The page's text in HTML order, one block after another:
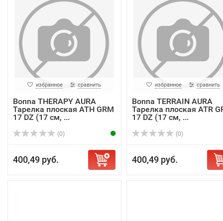
избранное сравнить
Bonna THERAPY AURA
Тарелка плоская ATH GRM
17 DZ (17 см, ...
(0)
400,49 руб.
избранное сравнить
Bonna TERRAIN AURA
Тарелка плоская ATR
17 DZ (17 см, ...
(0)
400,49 руб.